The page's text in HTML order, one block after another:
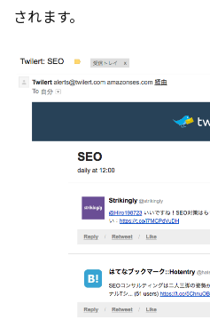
されます。